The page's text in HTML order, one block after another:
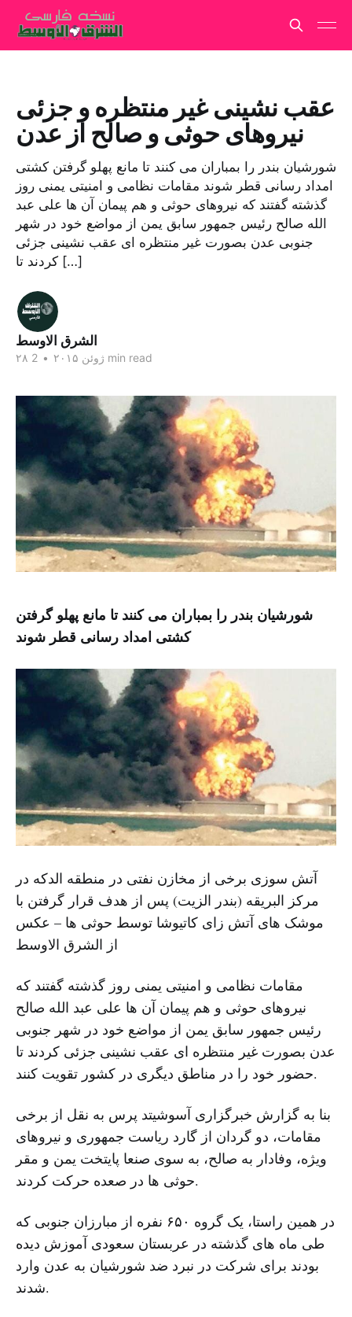
عقب نشینی غیر منتظره و جزئی
نیروهای حوثی و صالح از عدن
شورشیان بندر را بمباران می کنند تا مانع پهلو گرفتن کشتی
امداد رسانی قطر شوند مقامات نظامی و امنیتی یمنی روز
گذشته گفتند که نیروهای حوثی و هم پیمان آن ها علی عبد
الله صالح رئیس جمهور سابق یمن از مواضع خود در شهر
جنوبی عدن بصورت غیر منتظره ای عقب نشینی جزئی
کردند تا […]
الشرق الاوسط
۲۸ ژوئن ۲۰۱۵ • 2 min read
شورشیان بندر را بمباران می کنند تا مانع پهلو گرفتن
کشتی امداد رسانی قطر شوند
آتش سوزی برخی از مخازن نفتی در منطقه الدکه در
مرکز البریقه (بندر الزیت) پس از هدف قرار گرفتن با
موشک های آتش زای کاتیوشا توسط حوثی ها – عکس
از الشرق الاوسط
مقامات نظامی و امنیتی یمنی روز گذشته گفتند که
نیروهای حوثی و هم پیمان آن ها علی عبد الله صالح
رئیس جمهور سابق یمن از مواضع خود در شهر جنوبی
عدن بصورت غیر منتظره ای عقب نشینی جزئی کردند تا
حضور خود را در مناطق دیگری در کشور تقویت کنند.
بنا به گزارش خبرگزاری آسوشیتد پرس به نقل از برخی
مقامات، دو گردان از گارد ریاست جمهوری و نیروهای
ویژه، وفادار به صالح، به سوی صنعا پایتخت یمن و مقر
حوثی ها در صعده حرکت کردند.
در همین راستا، یک گروه ۶۵۰ نفره از مبارزان جنوبی که
طی ماه های گذشته در عربستان سعودی آموزش دیده
بودند برای شرکت در نبرد ضد شورشیان به عدن وارد
شدند.